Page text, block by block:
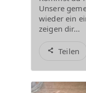
Unsere
wieder ein
zeigen dir...
Teilen